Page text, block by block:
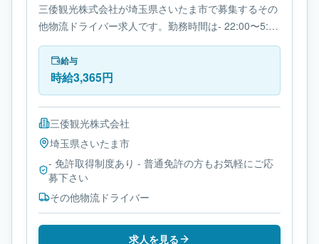
三倭観光株式会社が埼玉県さいたま市で募集するその
他物流ドライバー求人です。勤務時間は- 22:00〜5:00
です。必要免許は- 免許取得制度ありです。
給与
時給3,365円
三倭観光株式会社
埼玉県さいたま市
- 免許取得制度あり - 普通免許の方もお気軽にご応
募下さい
その他物流ドライバー
求人を見る